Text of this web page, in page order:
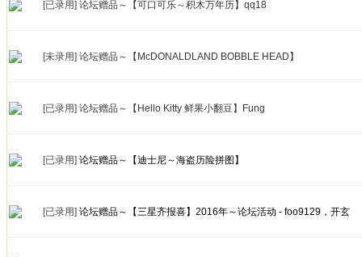
[已录用] 论坛赠品～【可口可乐～积木万年历】qq18
[未录用] 论坛赠品～【McDONALDLAND BOBBLE HEAD】
[已录用] 论坛赠品～【Hello Kitty 鲜果小翻豆】Fung
[已录用] 论坛赠品～【迪士尼～海盗历险拼图】
[已录用] 论坛赠品～【三星齐报喜】2016年～论坛活动 - foo9129，开玄